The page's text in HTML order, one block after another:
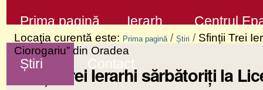
la
conţinut
Sari
Prima pagină Ierarh Centrul
Știri Contact
Locaţia curentă este: Prima pagină / Știri / Sfinții Trei
Ciorogariu” din Oradea
Sfinții Trei Ierarhi sărbătoriți la